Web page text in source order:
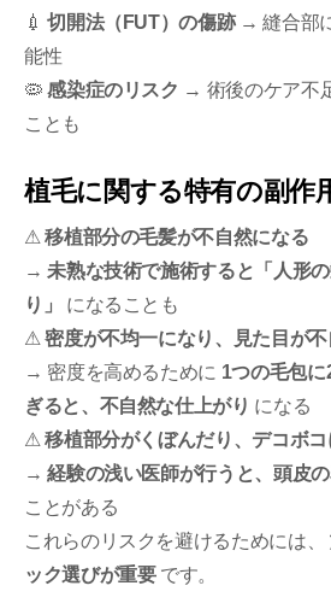
💉切開法（FUT）の傷跡→ 縫合部
能性
🦠感染症のリスク → 術後のケア不
ことも
植毛に関する特有の副作
⚠移植部分の毛髪が不自然になる
→未熟な技術で施術すると「人形
り」
になることも
⚠密度が不均一になり、見た目が不
→ 密度を高めるために 1つの毛包
ぎると、不自然な仕上がり になる
⚠移植部分がくぼんだり、デコボコ
→経験の浅い医師が行うと、頭皮
ことがある
これらのリスクを避けるためには、
ック選びが重要です。